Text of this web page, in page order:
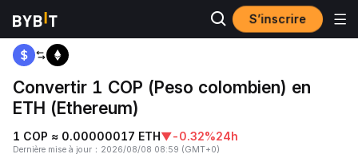
S’inscrire
Accueil
Convertir 1 COP (Peso colombien) en
ETH (Ethereum)
1 COP ≈ 0.00000017 ETH▼-0.32%24h
Dernière mise à jour ： 2026/08/08 08:59 (GMT+0)